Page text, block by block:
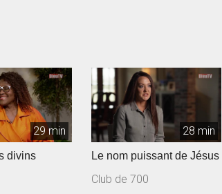
29 min
divins
28 min
Le nom puissant de Jésus
Club de 700